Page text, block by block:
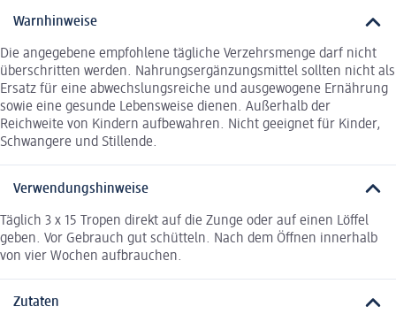
Warnhinweise
Die angegebene empfohlene tägliche Verzehrsmenge darf nicht
überschritten werden. Nahrungsergänzungsmittel sollten nicht als
Ersatz für eine abwechslungsreiche und ausgewogene Ernährung
sowie eine gesunde Lebensweise dienen. Außerhalb der
Reichweite von Kindern aufbewahren. Nicht geeignet für Kinder,
Schwangere und Stillende.
Verwendungshinweise
Täglich 3 x 15 Tropen direkt auf die Zunge oder auf einen Löffel
geben. Vor Gebrauch gut schütteln. Nach dem Öffnen innerhalb
von vier Wochen aufbrauchen.
Zutaten